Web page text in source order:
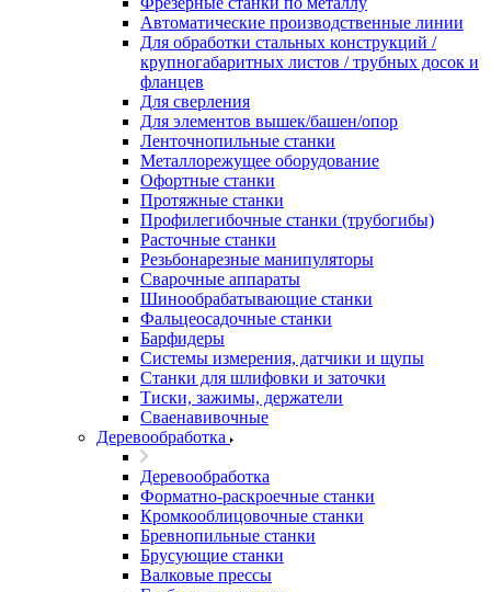
Автоматические производственные линии
Для обработки стальных конструкций /
крупногабаритных листов / трубных досок и
фланцев
Для сверления
Для элементов вышек/башен/опор
Ленточнопильные станки
Металлорежущее оборудование
Офортные станки
Протяжные станки
Профилегибочные станки (трубогибы)
Расточные станки
Резьбонарезные манипуляторы
Сварочные аппараты
Шинообрабатывающие станки
Фальцеосадочные станки
Барфидеры
Системы измерения, датчики и щупы
Станки для шлифовки и заточки
Тиски, зажимы, держатели
Cваенавивочные
Деревообработка
Деревообработка
Форматно-раскроечные станки
Кромкооблицовочные станки
Бревнопильные станки
Брусующие станки
Валковые прессы